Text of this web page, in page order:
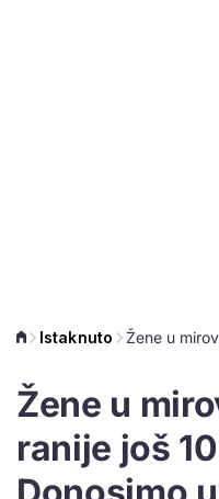
Istaknuto
Žene u
ranije još